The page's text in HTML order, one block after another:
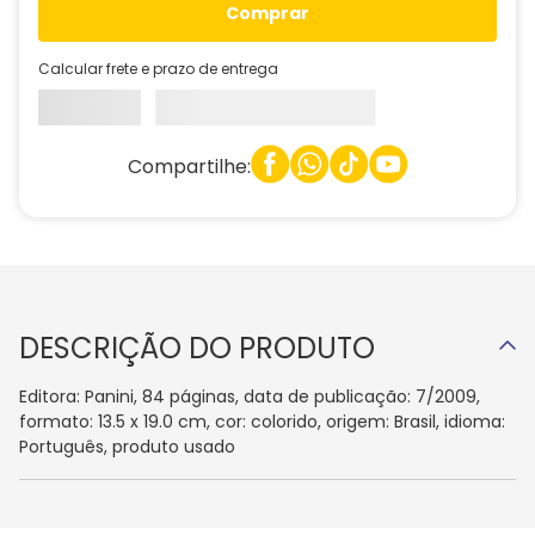
comprar
Calcular frete e prazo de entrega
Compartilhe:
DESCRIÇÃO DO PRODUTO
Editora: Panini, 84 páginas, data de publicação: 7/2009,
formato: 13.5 x 19.0 cm, cor: colorido, origem: Brasil, idioma:
Português, produto usado